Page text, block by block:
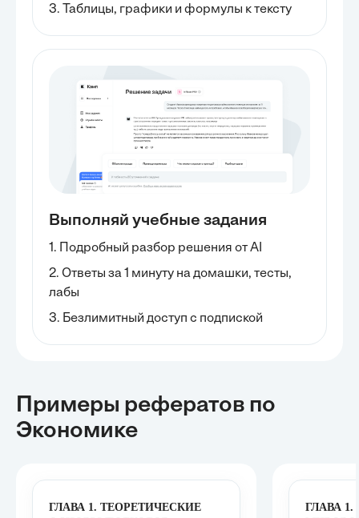
3. Таблицы, графики и формулы к тексту
Выполняй учебные задания
1. Подробный разбор решения от AI
2. Ответы за 1 минуту на домашки, тесты,
лабы
3. Безлимитный доступ с подпиской
Примеры рефератов по
Экономике
ГЛАВА 1. ТЕОРЕТИЧЕСКИЕ
ГЛАВА 1.